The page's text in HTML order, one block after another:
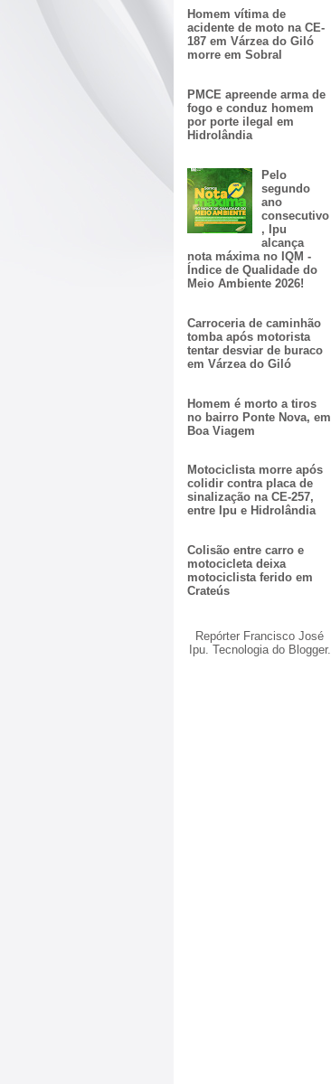
Homem vítima de
acidente de moto na CE-
187 em Várzea do Giló
morre em Sobral
PMCE apreende arma de
fogo e conduz homem
por porte ilegal em
Hidrolândia
Pelo
segundo
ano
consecutivo
, Ipu
alcança
nota máxima no IQM -
Índice de Qualidade do
Meio Ambiente 2026!
Carroceria de caminhão
tomba após motorista
tentar desviar de buraco
em Várzea do Giló
Homem é morto a tiros
no bairro Ponte Nova, em
Boa Viagem
Motociclista morre após
colidir contra placa de
sinalização na CE-257,
entre Ipu e Hidrolândia
Colisão entre carro e
motocicleta deixa
motociclista ferido em
Crateús
Repórter Francisco José
Ipu. Tecnologia do Blogger.